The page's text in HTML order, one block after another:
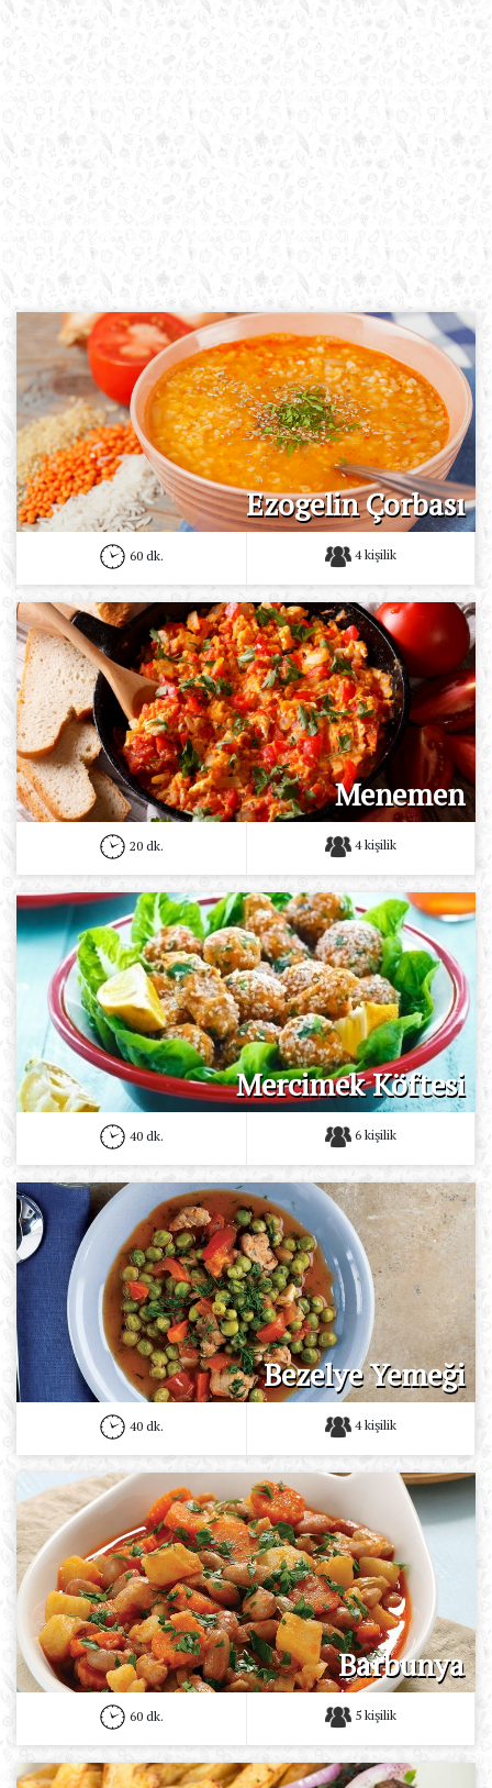
Ezogelin Çorbası
60 dk. 4 kişilik
Menemen
20 dk. 4 kişilik
Mercimek Köftesi
40 dk. 6 kişilik
Bezelye Yemeği
40 dk. 4 kişilik
Barbunya
60 dk. 5 kişilik